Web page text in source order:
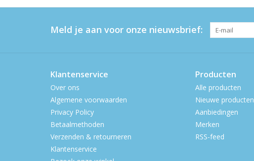
Meld je aan voor onze nieuwsbrief:
Klantenservice
Over ons
Algemene voorwaarden
Privacy Policy
Betaalmethoden
Verzenden & retourneren
Klantenservice
Producten
Alle producten
Nieuwe producten
Aanbiedingen
Merken
RSS-feed